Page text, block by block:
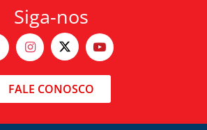
Siga-nos
FALE CONOSCO